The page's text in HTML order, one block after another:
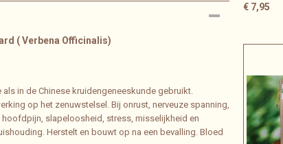
( Verbena Officinalis)
in de Chinese kruidengeneeskunde gebruikt.
op het zenuwstelsel. Bij onrust, nerveuze spanning,
slapeloosheid, stress, misselijkheid en
Herstelt en bouwt op na een bevalling. Bloed
€ 7,95